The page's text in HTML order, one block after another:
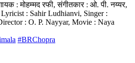
: मोहम्मद रफी, संगीतकार : ओ. पी. नय्यर,
: Sahir Ludhianvi, Singer :
: O. P. Nayyar, Movie : Naya
#BRChopra